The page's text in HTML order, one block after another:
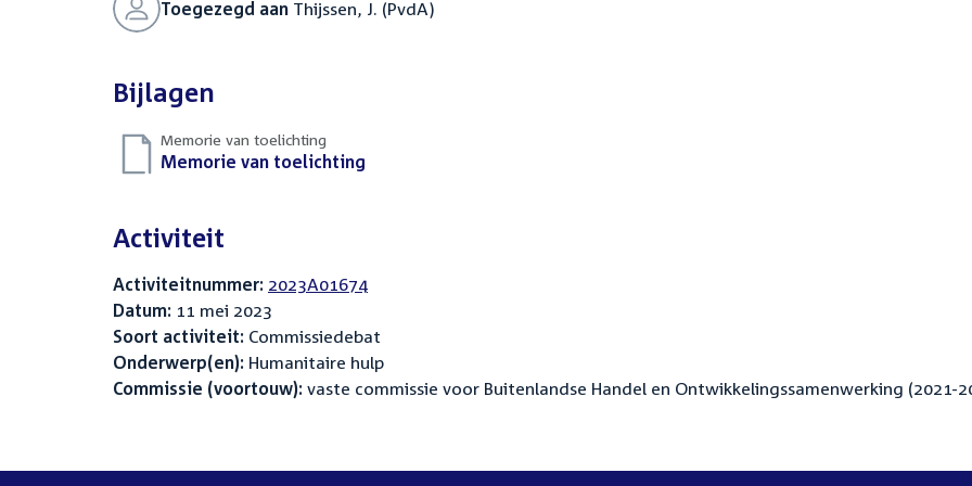
Toegezegd aan Thijssen, J. (PvdA)
Bijlagen
Memorie van toelichting
Download
Memorie van toelichting
Activiteit
Activiteitnummer: 2023A01674
Datum: 11 mei 2023
Soort activiteit: Commissiedebat
Onderwerp(en): Humanitaire hulp
Commissie (voortouw): vaste commissie voor Buitenlandse Handel en Ontwikkelingssamenwerking (2021-